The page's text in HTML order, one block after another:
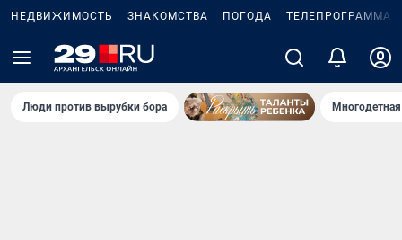
НЕДВИЖИМОСТЬ ЗНАКОМСТВА ПОГОДА ТЕЛЕПРОГРАММА
Люди против вырубки бора